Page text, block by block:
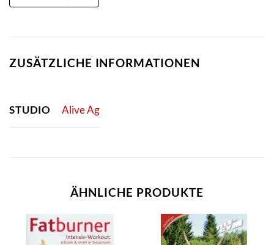
ZUSÄTZLICHE INFORMATIONEN
STUDIO Alive Ag
ÄHNLICHE PRODUKTE